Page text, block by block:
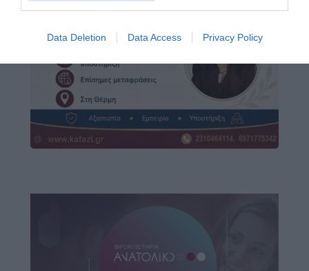
Data Deletion Data Access Privacy Policy